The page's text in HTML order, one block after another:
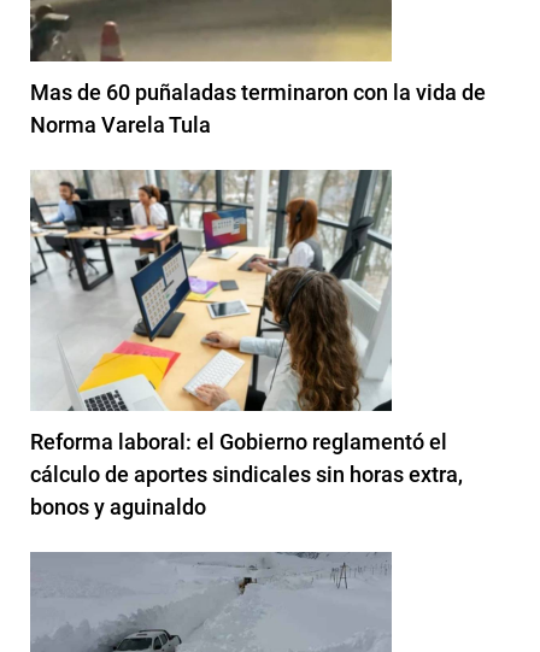
Mas de 60 puñaladas terminaron con la vida de
Norma Varela Tula
Reforma laboral: el Gobierno reglamentó el
cálculo de aportes sindicales sin horas extra,
bonos y aguinaldo